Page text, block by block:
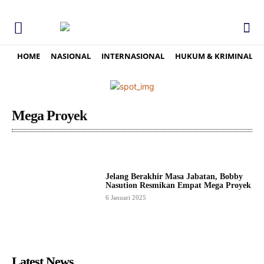
HOME NASIONAL INTERNASIONAL HUKUM & KRIMINAL
Mega Proyek
Jelang Berakhir Masa Jabatan, Bobby
Nasution Resmikan Empat Mega Proyek
6 Januari 2025